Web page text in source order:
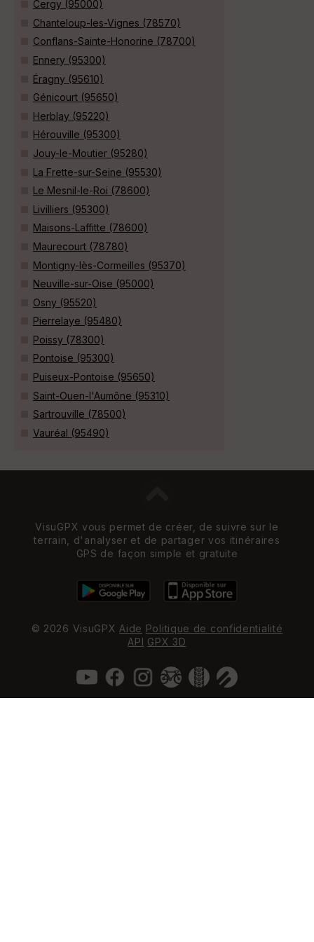
Cergy (95000)
Chanteloup-les-Vignes (78570)
Conflans-Sainte-Honorine (78700)
Ennery (95300)
Éragny (95610)
Génicourt (95650)
Herblay (95220)
Hérouville (95300)
Jouy-le-Moutier (95280)
La Frette-sur-Seine (95530)
Le Mesnil-le-Roi (78600)
Livilliers (95300)
Maisons-Laffitte (78600)
Maurecourt (78780)
Montigny-lès-Cormeilles (95370)
Neuville-sur-Oise (95000)
Osny (95520)
Pierrelaye (95480)
Poissy (78300)
Pontoise (95300)
Puiseux-Pontoise (95650)
Saint-Ouen-l'Aumône (95310)
Sartrouville (78500)
Vauréal (95490)
VisuGPX vous permet de créer, de suivre sur le
terrain, d'analyser et de partager vos itinéraires
GPS de façon simple et gratuite
© 2026 VisuGPX Aide Politique de confidentialité
API GPX 3D